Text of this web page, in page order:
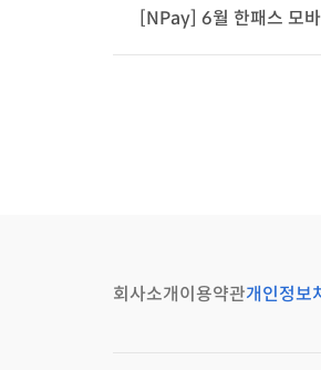
[NPay] 6월 한패스 모
회사소개이용약관개인정보